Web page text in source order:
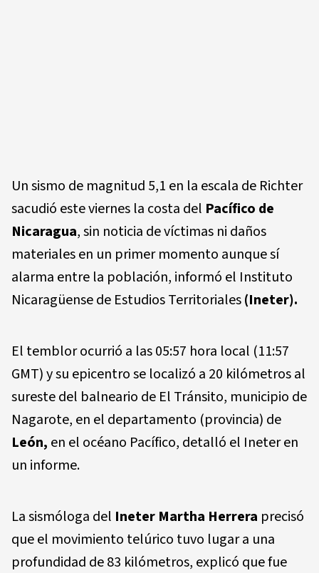
Un sismo de magnitud 5,1 en la escala de Richter
sacudió este viernes la costa del Pacífico de
Nicaragua, sin noticia de víctimas ni daños
materiales en un primer momento aunque sí
alarma entre la población, informó el Instituto
Nicaragüense de Estudios Territoriales(Ineter).
El temblor ocurrió a las 05:57 hora local (11:57
GMT) y su epicentro se localizó a 20 kilómetros al
sureste del balneario de El Tránsito, municipio de
Nagarote, en el departamento (provincia) de
León, en el océano Pacífico, detalló el Ineter en
un informe.
La sismóloga del Ineter Martha Herrera precisó
que el movimiento telúrico tuvo lugar a una
profundidad de 83 kilómetros, explicó que fue